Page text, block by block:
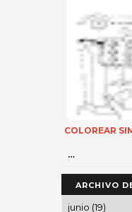
COLOREAR
…
ARCHIVO